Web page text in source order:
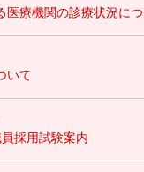
医療機関の診療状況に
いて
採用試験案内